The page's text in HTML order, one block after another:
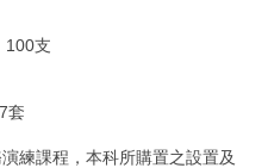
100支
套
練課程，本科所購置之設置及